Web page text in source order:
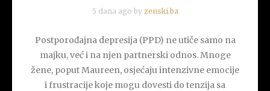
5 dana ago by zenski.ba
Postporođajna depresija (PPD) ne utiče samo na
majku, već i na njen partnerski odnos. Mnoge
žene, poput Maureen, osjećaju intenzivne emocije
i frustracije koje mogu dovesti do tenzija sa